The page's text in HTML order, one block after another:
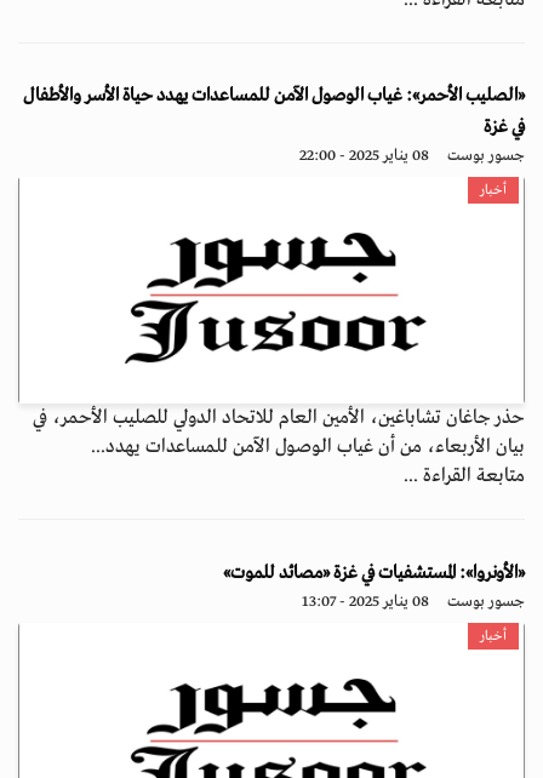
«الصليب الأحمر»: غياب الوصول الآمن للمساعدات يهدد حياة الأسر والأطفال
في غزة
جسور بوست 08 يناير 2025 - 22:00
أخبار
حذر جاغان تشاباغين، الأمين العام للاتحاد الدولي للصليب الأحمر، في
بيان الأربعاء، من أن غياب الوصول الآمن للمساعدات يهدد...
متابعة القراءة ...
«الأونروا»: المستشفيات في غزة «مصائد للموت»
جسور بوست 08 يناير 2025 - 13:07
أخبار